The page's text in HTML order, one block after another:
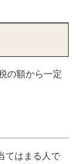
の額から一定
てはまる人で